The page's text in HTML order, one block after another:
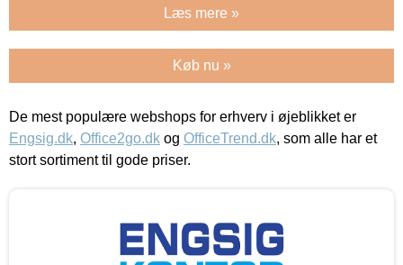
Læs mere »
Køb nu »
De mest populære webshops for erhverv i øjeblikket er
Engsig.dk, Office2go.dk og OfficeTrend.dk, som alle har et
stort sortiment til gode priser.